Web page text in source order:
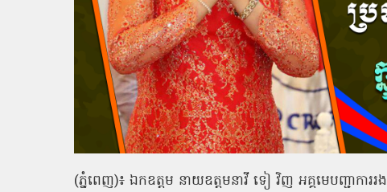
(ភ្នំពេញ)៖ ឯកឧត្តម នាយឧត្ដមនាវី ទៀ វិញ អគ្គមេបញ្ជាការរង